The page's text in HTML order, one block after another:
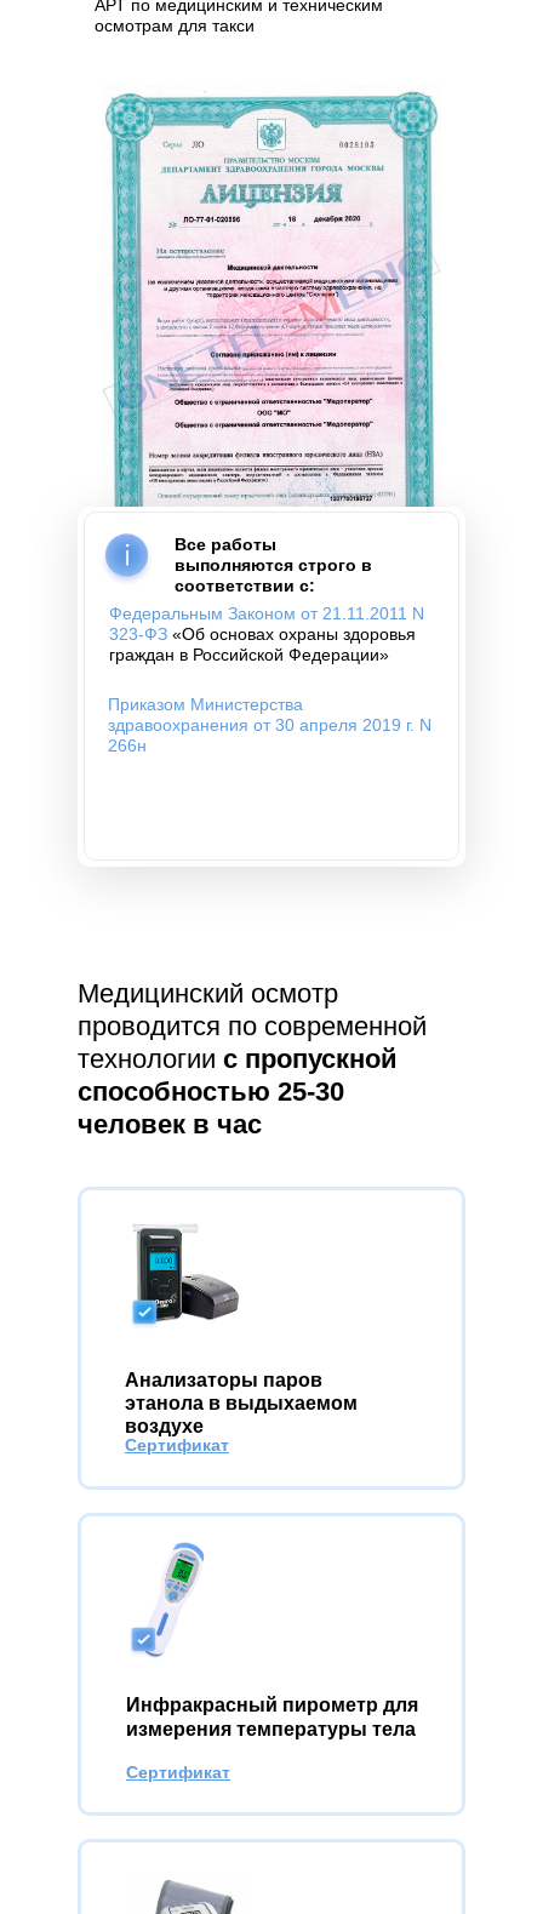
АРТ по медицинским и техническим
осмотрам для такси
Федеральным Законом от 21.11.2011 N
323-ФЗ «Об основах охраны здоровья
граждан в Российской Федерации»
Приказом Министерства
здравоохранения от 30 апреля 2019 г. N
266н
Все работы
выполняются строго в
соответствии с:
Медицинский осмотр
проводится по современной
технологии с пропускной
способностью 25-30
человек в час
Анализаторы паров
этанола в выдыхаемом
воздухе
Сертификат
Инфракрасный пирометр для
измерения температуры тела
Сертификат